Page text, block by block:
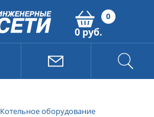
0
0 руб.
Котельное оборудование